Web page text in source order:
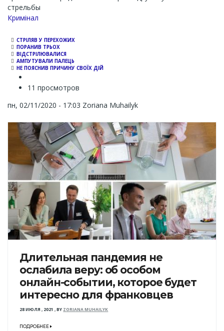
стрельбы
Кримінал
СТРІЛЯВ У ПЕРЕХОЖИХ
ПОРАНИВ ТРЬОХ
ВІДСТРІЛЮВАЛИСЯ
АМПУТУВАЛИ ПАЛЕЦЬ
НЕ ПОЯСНИВ ПРИЧИНУ СВОЇХ ДІЙ
11 просмотров
пн, 02/11/2020 - 17:03 Zoriana Muhailyk
Длительная пандемия не
ослабила веру: об особом
онлайн-событии, которое будет
интересно для франковцев
28 ИЮЛЯ , 2021 ,BY ZORIANA MUHAILYK
ПОДРОБНЕЕ